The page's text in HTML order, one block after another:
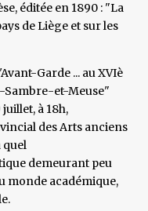
éditée en 1890 : "La
de Liège et sur les
Garde ... au XVIè
Sambre-et-Meuse"
à 18h,
des Arts anciens
quel
demeurant peu
monde académique,